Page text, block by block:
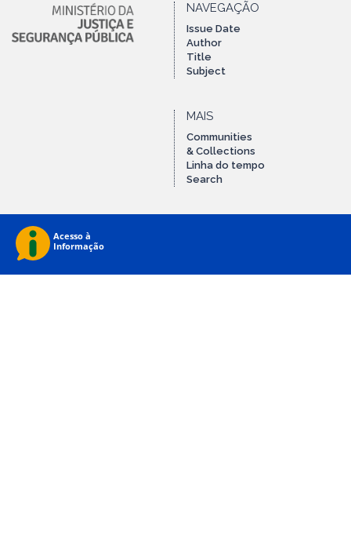
NAVEGAÇÃO
Issue Date
Author
Title
Subject
MAIS
Communities
& Collections
Linha do tempo
Search